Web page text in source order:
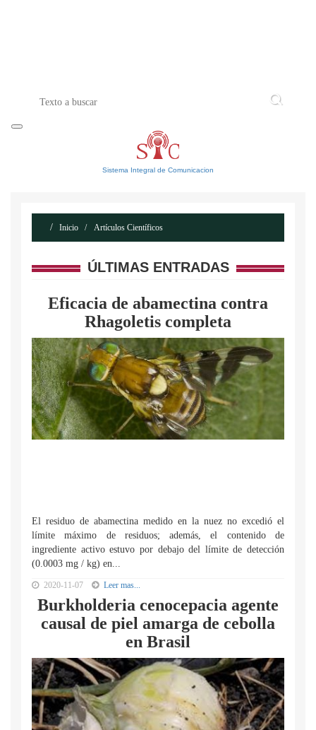
Sistema Integral de Comunicacion
Inicio Artículos Científicos
ÚLTIMAS ENTRADAS
Eficacia de abamectina contra
Rhagoletis completa
El residuo de abamectina medido en la nuez no excedió el
límite máximo de residuos; además, el contenido de
ingrediente activo estuvo por debajo del límite de detección
(0.0003 mg / kg) en...
2020-11-07 Leer mas...
Burkholderia cenocepacia agente
causal de piel amarga de cebolla
en Brasil